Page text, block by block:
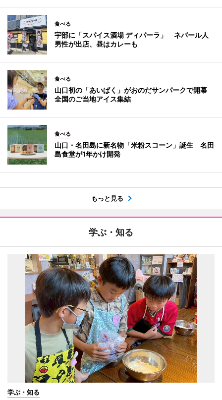
食べる
宇部に「スパイス酒場 ディパーラ」 ネパール人
男性が出店、昼はカレーも
食べる
山口初の「あいぱく」がおのだサンパークで開幕
全国のご当地アイス集結
食べる
山口・名田島に新名物「米粉スコーン」誕生 名田
島食堂が1年かけ開発
もっと見る
学ぶ・知る
学ぶ・知る